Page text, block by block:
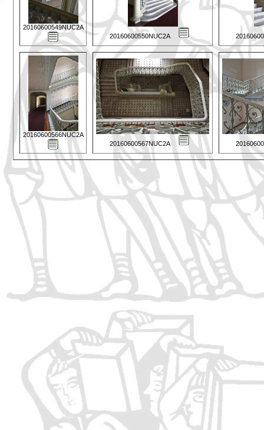
20160600549NUC2A
20160600550NUC2A
20160600566NUC2A
20160600567NUC2A